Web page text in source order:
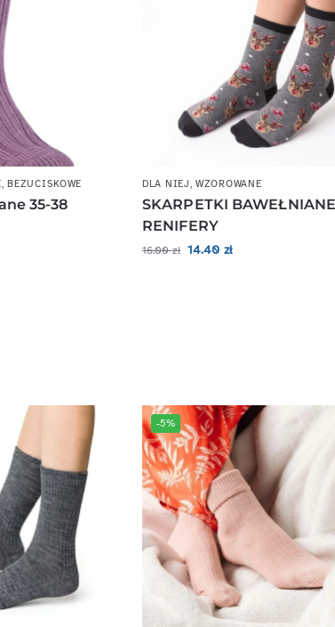
, BEZUCISKOWE
35-38
DLA NIEJ,WZOROWANE
SKARPETKI
RENIFERY
16.00zł 14.40 zł
-5%